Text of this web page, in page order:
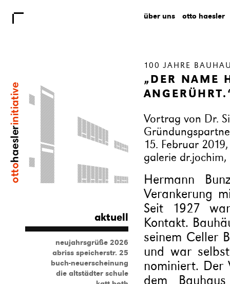
aktuell
neujahrsgrüße 2026
abriss speicherstr. 25
buch-neuerscheinung
die altstädter schule
über uns otto haesler
100 JAHRE
„DER NAME
Vortrag von Dr.
15. Februar
galerie
Hermann
Verankerung
Seit 1927
Kontakt.
seinem Celler
und war
nominiert. Der
dem